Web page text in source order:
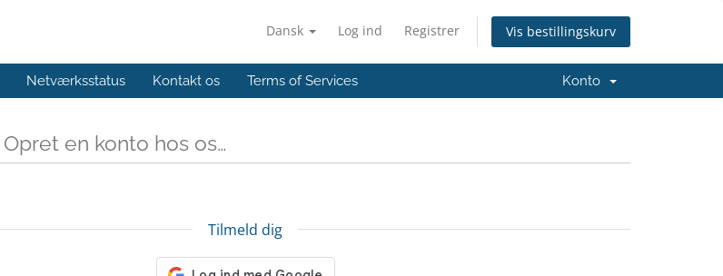
Dansk Log ind Registrer Vis bestillingskurv
Netværksstatus Kontakt os Terms of Services Konto
Opret en konto hos os…
Tilmeld dig